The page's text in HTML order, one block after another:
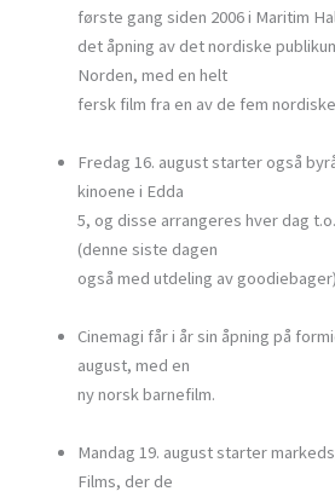
første gang siden 2006 i Maritim
det åpning av det nordiske
Norden, med en helt
fersk film fra en av de fem
Fredag 16. august starter også
kinoene i Edda
5, og disse arrangeres hver dag
(denne siste dagen
også med utdeling av
Cinemagi får i år sin åpning på
august, med en
ny norsk barnefilm.
Mandag 19. august starter
Films, der de